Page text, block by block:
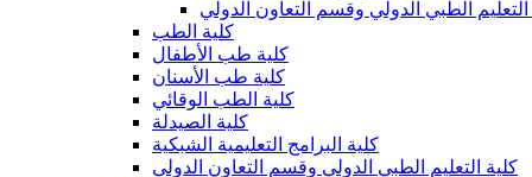
التعليم الطبي الدولي وقسم التعاون الدولي
كلية الطب
كلية طب الأطفال
كلية طب الأسنان
كلية الطب الوقائي
كلية الصيدلة
كلية البرامج التعليمية الشبكية
كلية التعليم الطبي الدولي وقسم التعاون الدولي